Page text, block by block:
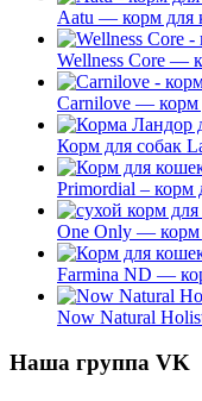
Aatu — корм для
Wellness Core —
Carnilove — корм
Корм для собак
Primordial – корм
One Only — корм
Farmina ND —
Now Natural
Наша группа VK